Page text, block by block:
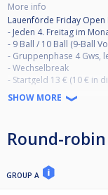
More info
Lauenförde Friday
- Jeden 4. Freitag im
- 9 Ball / 10 Ball (9-Ball
- Gruppenphase 4 Gws,
- Wechselbreak
- Startgeld 13 € (10 € in
- 100%
- Max. 20 Teilnehmer
SHOW MORE
Round-
GROUP A